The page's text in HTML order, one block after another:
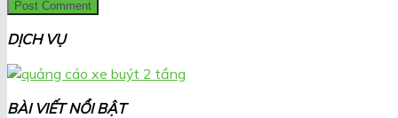
DỊCH VỤ
BÀI VIẾT NỔI BẬT